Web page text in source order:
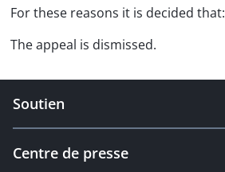
For these reasons it is decided that:
The appeal is dismissed.
Soutien
Centre de presse